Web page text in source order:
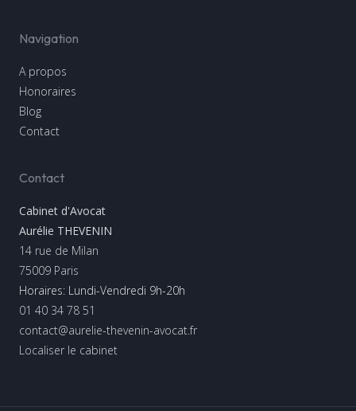
Navigation
A propos
Honoraires
Blog
Contact
Contact
Cabinet d'Avocat
Aurélie THEVENIN
14 rue de Milan
75009 Paris
Horaires: Lundi-Vendredi 9h-20h
01 40 34 78 51
contact@aurelie-thevenin-avocat.fr
Localiser le cabinet